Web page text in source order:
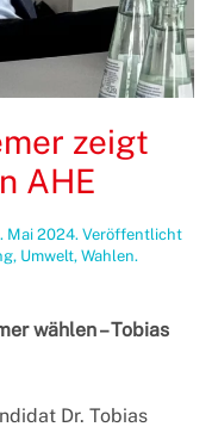
zeigt
AHE
Mai 2024. Veröffentlicht
, Umwelt, Wahlen.
wählen – Tobias
Dr. Tobias